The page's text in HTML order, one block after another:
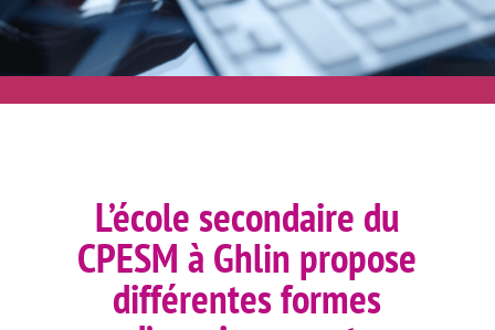
L’école secondaire du
CPESM à Ghlin propose
différentes formes